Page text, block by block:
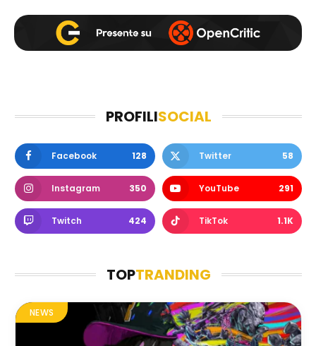
PROFILISOCIAL
Facebook 128 Twitter 58
Instagram 350 YouTube 291
Twitch 424 TikTok 1.1K
TOPTRANDING
NEWS